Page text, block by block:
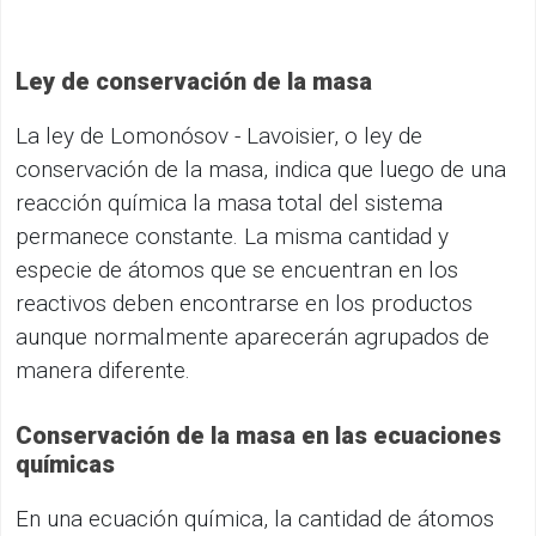
Ley de conservación de la masa
La ley de Lomonósov - Lavoisier, o ley de
conservación de la masa, indica que luego de una
reacción química la masa total del sistema
permanece constante. La misma cantidad y
especie de átomos que se encuentran en los
reactivos deben encontrarse en los productos
aunque normalmente aparecerán agrupados de
manera diferente.
Conservación de la masa en las ecuaciones
químicas
En una ecuación química, la cantidad de átomos